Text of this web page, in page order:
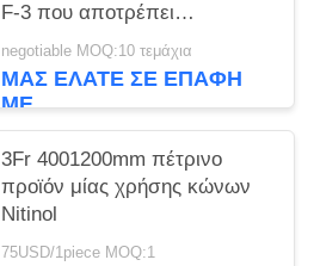
F-3 που αποτρέπει
Retropulsion των πετρών
negotiable MOQ:10 τεμάχια
ΜΑΣ ΕΛΆΤΕ ΣΕ ΕΠΑΦΉ
ΜΕ
3Fr 4001200mm πέτρινο
προϊόν μίας χρήσης κώνων
Nitinol
75USD/1piece MOQ:1